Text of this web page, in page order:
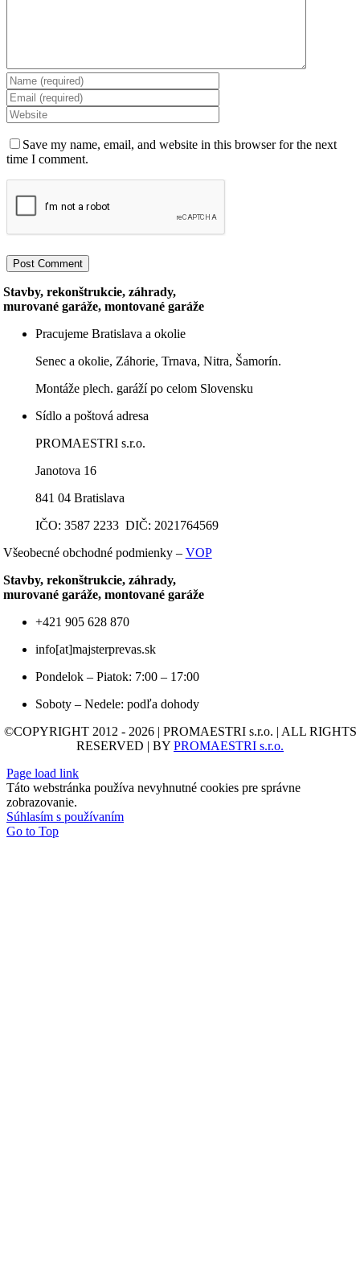
Save my name, email, and website in this browser for the next
time I comment.
Stavby, rekonštrukcie, záhrady,
murované garáže, montované garáže
Pracujeme Bratislava a okolie
Senec a okolie, Záhorie, Trnava, Nitra, Šamorín.
Montáže plech. garáží po celom Slovensku
Sídlo a poštová adresa
PROMAESTRI s.r.o.
Janotova 16
841 04 Bratislava
IČO: 3587 2233 DIČ: 2021764569
Všeobecné obchodné podmienky – VOP
Stavby, rekonštrukcie, záhrady,
murované garáže, montované garáže
+421 905 628 870
info[at]majsterprevas.sk
Pondelok – Piatok: 7:00 – 17:00
Soboty – Nedele: podľa dohody
©COPYRIGHT 2012 - 2026 | PROMAESTRI s.r.o. | ALL RIGHTS
RESERVED | BY PROMAESTRI s.r.o.
Page load link
Táto webstránka používa nevyhnutné cookies pre správne
zobrazovanie.
Súhlasím s používaním
Go to Top